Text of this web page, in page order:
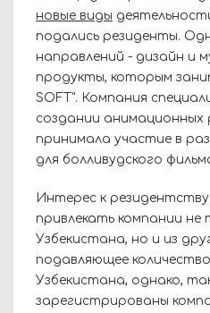
новые виды
подались резиденты.
направлений - дизайн и
продукты, которым
SOFT". Компания
создании анимационных
принимала участие в
для болливудского
Интерес к
привлекать компании не
Узбекистана, но и из
подавляющее
Узбекистана, однако,
зарегистрированы